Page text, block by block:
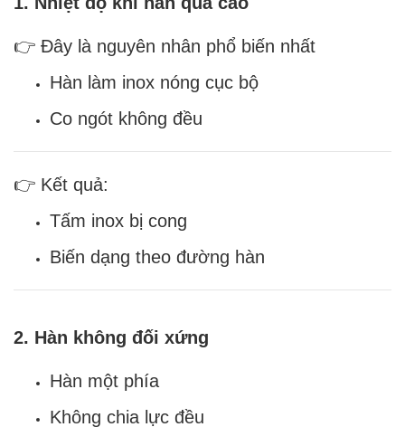
👉 Đây là nguyên nhân phổ biến nhất
Hàn làm inox nóng cục bộ
Co ngót không đều
👉 Kết quả:
Tấm inox bị cong
Biến dạng theo đường hàn
2. Hàn không đối xứng
Hàn một phía
Không chia lực đều